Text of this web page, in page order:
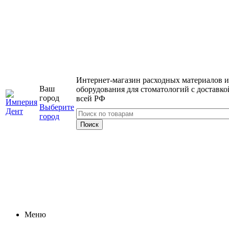
Ваш
город
Выберите
город
Интернет-магазин расходных материалов и
оборудования для стоматологий с
всей РФ
Меню